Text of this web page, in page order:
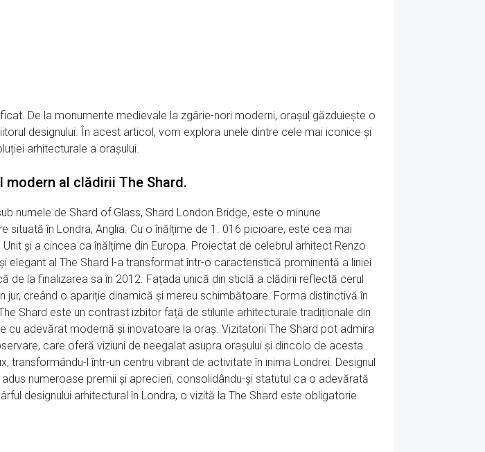
De la monumente medievale la zgârie-nori moderni, orașul găzduiește o
designului. În acest articol, vom explora unele dintre cele mai iconice și
arhitecturale a orașului.
modern al clădirii The Shard.
numele de Shard of Glass, Shard London Bridge, este o minune
situată în Londra, Anglia. Cu o înălțime de 1. 016 picioare, este cea mai
și a cincea ca înălțime din Europa. Proiectat de celebrul arhitect Renzo
elegant al The Shard l-a transformat într-o caracteristică prominentă a liniei
de la finalizarea sa în 2012. Fațada unică din sticlă a clădirii reflectă cerul
jur, creând o apariție dinamică și mereu schimbătoare. Forma distinctivă în
Shard este un contrast izbitor față de stilurile arhitecturale tradiționale din
cu adevărat modernă și inovatoare la oraș. Vizitatorii The Shard pot admira
care oferă viziuni de neegalat asupra orașului și dincolo de acesta.
transformându-l într-un centru vibrant de activitate în inima Londrei. Designul
numeroase premii și aprecieri, consolidându-și statutul ca o adevărată
designului arhitectural în Londra, o vizită la The Shard este obligatorie.